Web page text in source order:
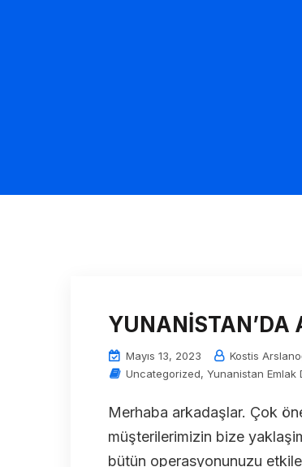
YUNANİSTAN’DA
Mayıs 13, 2023
Kostis
Uncategorized, Yunanistan Emlak
Merhaba arkadaşlar. Çok
müşterilerimizin bize
bütün operasyonunuzu